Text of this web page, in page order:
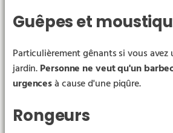
Guêpes et
Particulièrement gênants si vous
jardin.Personne ne veut qu'un
urgencesà cause d'une piqûre.
Rongeurs